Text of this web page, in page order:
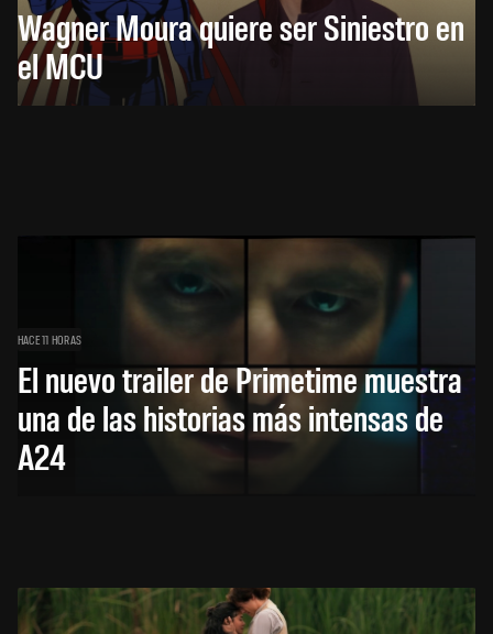
Wagner Moura quiere ser Siniestro en
el MCU
HACE 11 HORAS
El nuevo trailer de Primetime muestra
una de las historias más intensas de
A24